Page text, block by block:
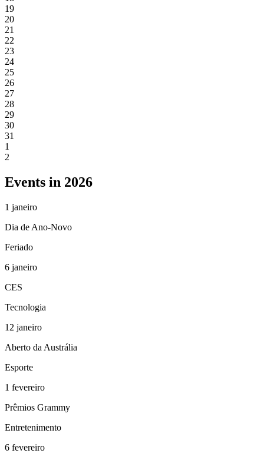
19
20
21
22
23
24
25
26
27
28
29
30
31
1
2
Events in 2026
1 janeiro
Dia de Ano-Novo
Feriado
6 janeiro
CES
Tecnologia
12 janeiro
Aberto da Austrália
Esporte
1 fevereiro
Prêmios Grammy
Entretenimento
6 fevereiro